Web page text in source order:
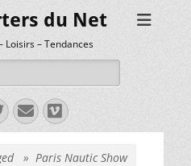
du Net
Loisirs – Tendances
E-
mail
Vimeo
» Paris Nautic Show